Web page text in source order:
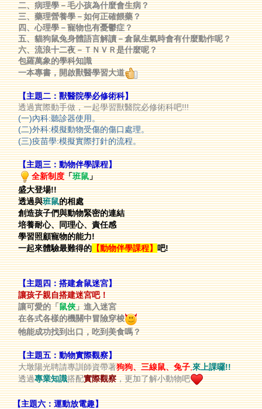
二、病理學－毛小孩為什麼會生病？
三、藥理營養學－如何正確餵藥？
四、心理學－寵物也有憂鬱症？
五、貓狗鼠兔身體語言解讀－倉鼠生氣時會有什麼動作呢？
六、流浪十二夜－ＴＮＶＲ是什麼呢？
包羅萬象的學科知識
一本專書，開啟獸醫學習大道
【主題二：獸醫院學必修術科】
透過實際動手做，一起學習獸醫院必修術科吧!!!
(一)內科:聽診器使用。
(二)外科:模擬動物受傷的傷口處理。
(三)疫苗學:模擬實際打針的流程。
【主題三：動物伴學課程】
全新制度「班鼠」
盛大登場!!
透過與班鼠的相處
創造孩子們與動物緊密的連結
培養耐心、同理心、責任感
學習照顧寵物的能力!
一起來體驗最難得的 【動物伴學課程】吧!
【主題四：搭建倉鼠迷宮】
讓孩子親自搭建迷宮吧！
讓可愛的「鼠俠」進入迷宮
在各式各樣的機關中冒險穿梭
牠能成功找到出口，吃到美食嗎？
【主題五：動物實際觀察】
大墩陽光聘請專訓師資帶著狗狗、三線鼠、兔子,來上課囉!!
透過專業知識搭配實際觀察，更加了解小動物吧
【主題六：運動放電趣】